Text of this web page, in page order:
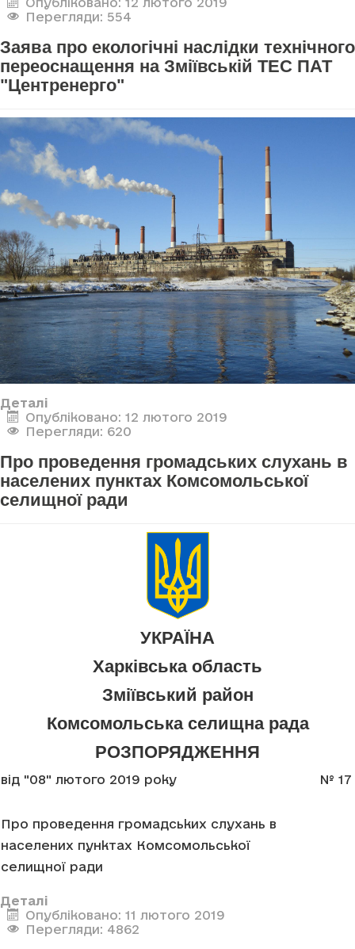
Перегляди: 554
Заява про екологічні наслідки технічного
переоснащення на Зміївській ТЕС ПАТ
"Центренерго"
Деталі
Опубліковано: 12 лютого 2019
Перегляди: 620
Про проведення громадських слухань в
населених пунктах Комсомольської
селищної ради
УКРАЇНА
Харківська область
Зміївський район
Комсомольська селищна рада
РОЗПОРЯДЖЕННЯ
від "08" лютого 2019 року № 17
Про проведення громадських слухань в
населених пунктах Комсомольської
селищної ради
Деталі
Опубліковано: 11 лютого 2019
Перегляди: 4862